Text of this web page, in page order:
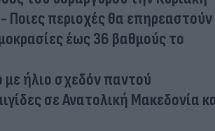
Ποιες περιοχές θα επηρεαστούν
έως 36 βαθμούς το
με ήλιο σχεδόν παντού
σε Ανατολική Μακεδονία